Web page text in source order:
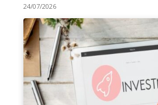
24/07/2026